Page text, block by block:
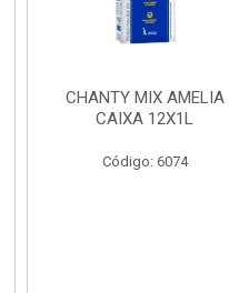
CHANTY MIX AMELIA
CAIXA 12X1L
Código: 6074